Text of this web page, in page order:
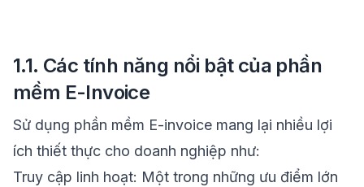
1.1. Các tính năng nổi bật của phần
mềm E-Invoice
Sử dụng phần mềm E-invoice mang lại nhiều lợi
ích thiết thực cho doanh nghiệp như:
Truy cập linh hoạt: Một trong những ưu điểm lớn